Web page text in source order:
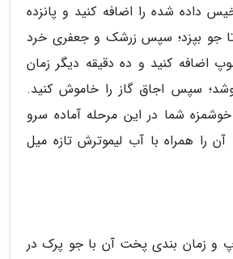
داده شده را اضافه کنید و پانزده
تا جو بپزد؛ سپس زرشک و جعفری خرد
اضافه کنید و ده دقیقه دیگر زمان
سپس اجاق گاز را خاموش کنید.
شما در این مرحله آماده سرو
را همراه با آب لیموترش تازه میل
و زمان بندی پخت آن با جو پرک در